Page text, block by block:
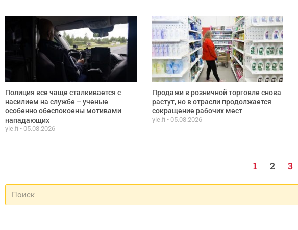
Полиция все чаще сталкивается с
насилием на службе – ученые
особенно обеспокоены мотивами
нападающих
yle.fi 05.08.2026
Продажи в розничной торговле снова
растут, но в отрасли продолжается
сокращение рабочих мест
yle.fi 05.08.2026
1 2 3